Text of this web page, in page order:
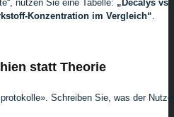
nutzen Sie eine Tabelle: „Decalys vs.
Konzentration im Vergleich“.
statt Theorie
Schreiben Sie, was der